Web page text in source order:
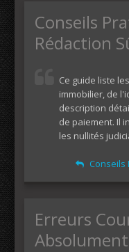
Conseils
Rédaction
Ce guide liste
immobilier, de
description
de paiement. Il
les nullités
Conseils
Erreurs
Absolument